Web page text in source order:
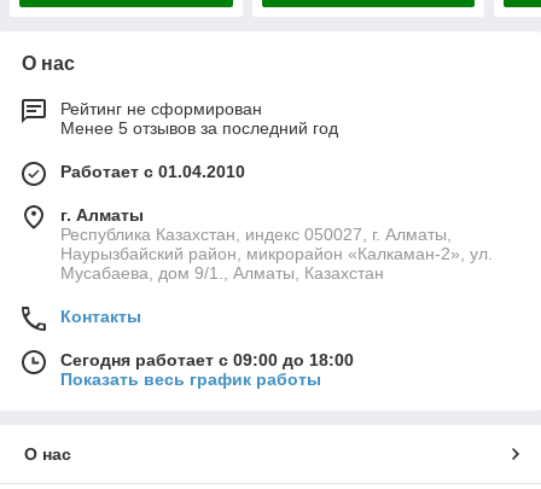
О нас
Рейтинг не сформирован
Менее 5 отзывов за последний год
Работает с 01.04.2010
г. Алматы
Республика Казахстан, индекс 050027, г. Алматы,
Наурызбайский район, микрорайон «Калкаман-2», ул.
Мусабаева, дом 9/1., Алматы, Казахстан
Контакты
Сегодня работает с 09:00 до 18:00
Показать весь график работы
О нас